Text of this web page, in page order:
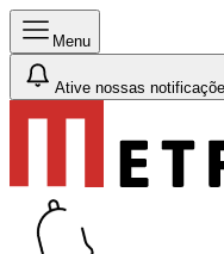
Menu
Ative nossas